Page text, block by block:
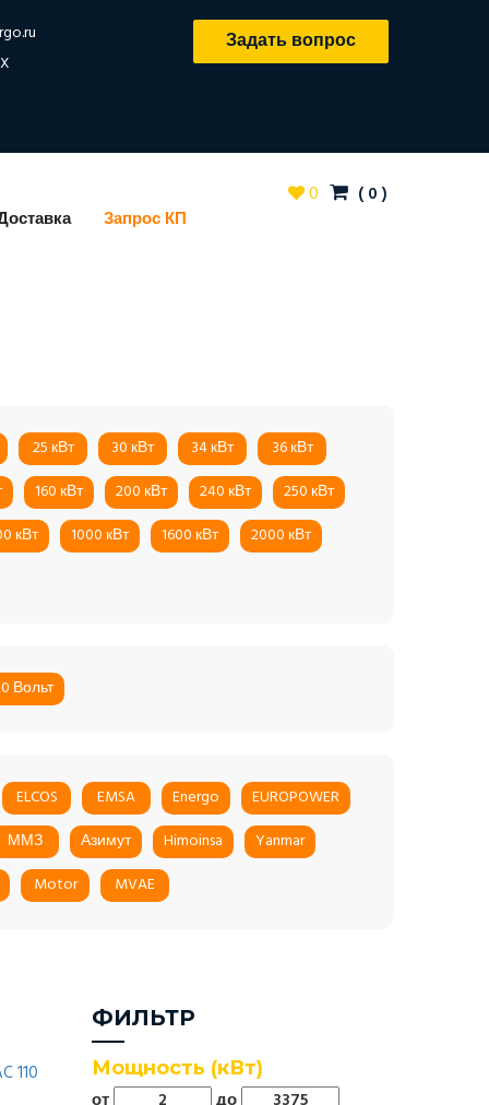
Задать вопрос
Запрос КП
0 ( 0)
25 кВт 30 кВт 34 кВт
36 кВт
160 кВт 200 кВт 240 кВт
250 кВт
кВт 1000 кВт 1600 кВт
2000 кВт
Вольт
ELCOS EMSA Energo
EUROPOWER
ММЗ Азимут Himoinsa
Yanmar
Motor MVAE
ФИЛЬТР
Мощность (кВт)